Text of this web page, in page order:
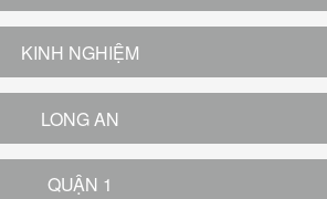
KINH NGHIỆM
LONG AN
QUẬN 1